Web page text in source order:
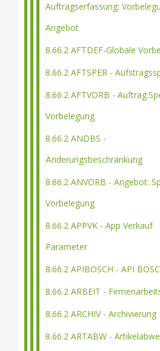
Auftragserfassung:
Angebot
8.66.2 AFTDEF-Globale
8.66.2 AFTSPER -
8.66.2 AFTVORB -
Vorbelegung
8.66.2 ANDBS -
Änderungsbeschränkung
8.66.2 ANVORB - Angebot:
Vorbelegung
8.66.2 APPVK - App Verkauf
Parameter
8.66.2 APIBOSCH - API
8.66.2 ARBEIT -
8.66.2 ARCHIV - Archivierung
8.66.2 ARTABW -